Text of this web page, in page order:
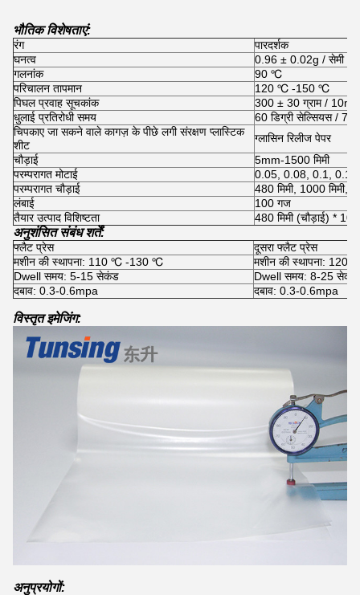
भौतिक विशेषताएं:
रंग
पारदर्शक
घनत्व
0.96 ± 0.02g / सेमी ³
गलनांक
90 ℃
परिचालन तापमान
120 ℃ -150 ℃
पिघल प्रवाह सूचकांक
300 ± 30 ग्राम /
धुलाई प्रतिरोधी समय
60 डिग्री सेल्सियस / 72h
चिपकाए जा सकने वाले कागज़ के पीछे लगी संरक्षण प्लास्टिक
शीट
ग्लासिन रिलीज पेपर
चौड़ाई
5mm-1500 मिमी
परम्परागत मोटाई
0.05, 0.08, 0.1,
परम्परागत चौड़ाई
480 मिमी, 1000
लंबाई
100 गज
तैयार उत्पाद विशिष्टता
480 मिमी (चौड़ाई) *
अनुशंसित संबंध शर्तें:
फ्लैट प्रेस
दूसरा फ्लैट प्रेस
मशीन की स्थापना: 110 ℃ -130 ℃
मशीन की स्थापना:
Dwell समय: 5-15 सेकंड
Dwell समय: 8-25 सेकंड
दबाव: 0.3-0.6mpa
दबाव: 0.3-0.6mpa
विस्तृत इमेजिंग:
अनुप्रयोगों: